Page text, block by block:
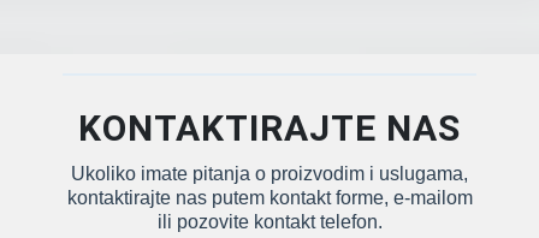
svoj ograničeni prostor.
Naše […]
KONTAKTIRAJTE NAS
Ukoliko imate pitanja o proizvodim i uslugama,
kontaktirajte nas putem kontakt forme, e-mailom
ili pozovite kontakt telefon.